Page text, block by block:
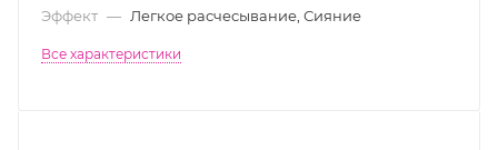
Эффект — Легкое расчесывание, Сияние
Все характеристики